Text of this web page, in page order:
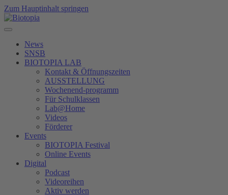
Zum Hauptinhalt springen
News
SNSB
BIOTOPIA LAB
Kontakt & Öffnungszeiten
AUSSTELLUNG
Wochenend-programm
Für Schulklassen
Lab@Home
Videos
Förderer
Events
BIOTOPIA Festival
Online Events
Digital
Podcast
Videoreihen
Aktiv werden